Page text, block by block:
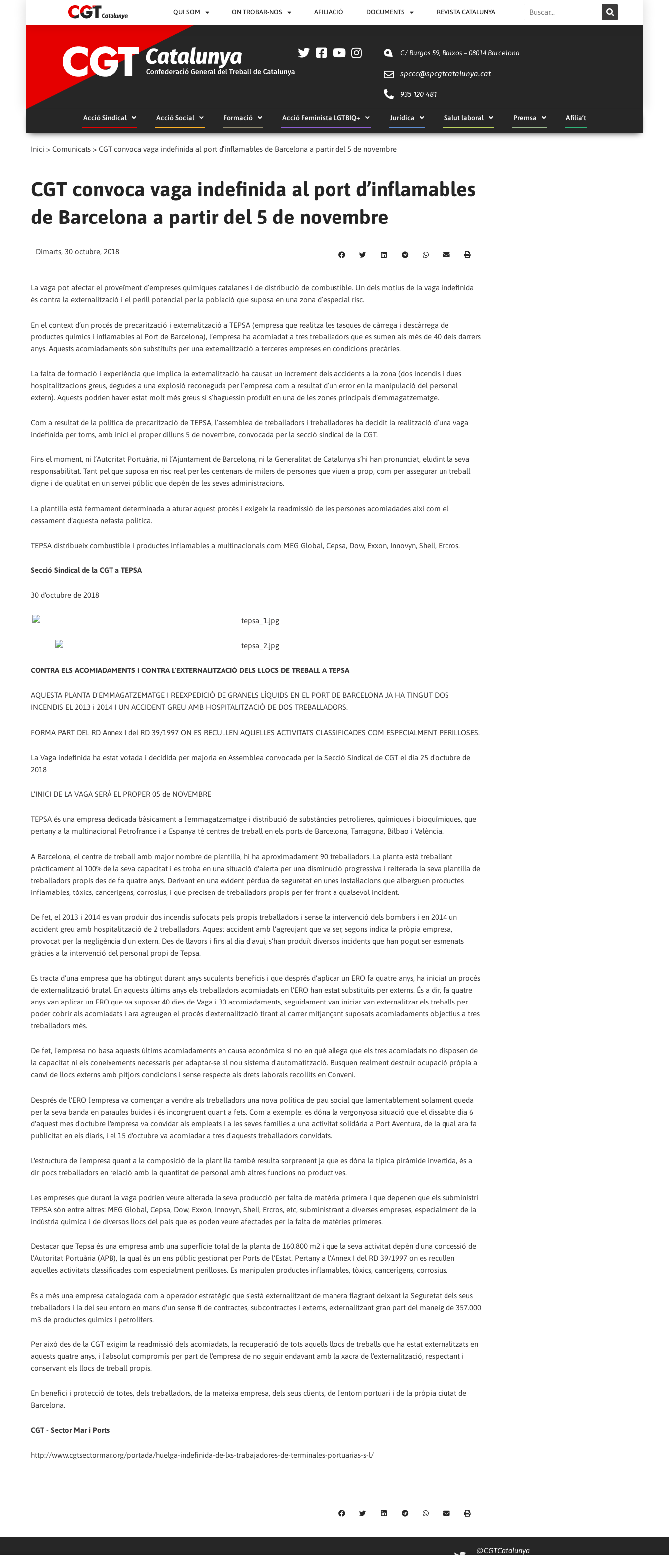
QUI SOM ON TROBAR-NOS AFILIACIÓ DOCUMENTS REVISTA CATALUNYA Search
C/ Burgos 59, Baixos – 08014 Barcelona
spccc@spcgtcatalunya.cat
935 120 481
Acció Sindical Acció Social Formació Acció Feminista LGTBIQ+ Jurídica Salut laboral Premsa Afilia’t
Inici > Comunicats > CGT convoca vaga indefinida al port d’inflamables de Barcelona a partir del 5 de novembre
CGT convoca vaga indefinida al port d’inflamables
de Barcelona a partir del 5 de novembre
Dimarts, 30 octubre, 2018
La vaga pot afectar el proveïment d’empreses químiques catalanes i de distribució de combustible. Un dels motius de la vaga indefinida
és contra la externalització i el perill potencial per la població que suposa en una zona d’especial risc.
En el context d’un procés de precarització i externalització a TEPSA (empresa que realitza les tasques de càrrega i descàrrega de
productes químics i inflamables al Port de Barcelona), l’empresa ha acomiadat a tres treballadors que es sumen als més de 40 dels darrers
anys. Aquests acomiadaments són substituïts per una externalització a terceres empreses en condicions precàries.
La falta de formació i experiència que implica la externalització ha causat un increment dels accidents a la zona (dos incendis i dues
hospitalitzacions greus, degudes a una explosió reconeguda per l’empresa com a resultat d’un error en la manipulació del personal
extern). Aquests podrien haver estat molt més greus si s’haguessin produït en una de les zones principals d’emmagatzematge.
Com a resultat de la política de precarització de TEPSA, l’assemblea de treballadors i treballadores ha decidit la realització d’una vaga
indefinida per torns, amb inici el proper dilluns 5 de novembre, convocada per la secció sindical de la CGT.
Fins el moment, ni l’Autoritat Portuària, ni l’Ajuntament de Barcelona, ni la Generalitat de Catalunya s’hi han pronunciat, eludint la seva
responsabilitat. Tant pel que suposa en risc real per les centenars de milers de persones que viuen a prop, com per assegurar un treball
digne i de qualitat en un servei públic que depèn de les seves administracions.
La plantilla està fermament determinada a aturar aquest procés i exigeix la readmissió de les persones acomiadades així com el
cessament d’aquesta nefasta política.
TEPSA distribueix combustible i productes inflamables a multinacionals com MEG Global, Cepsa, Dow, Exxon, Innovyn, Shell, Ercros.
Secció Sindical de la CGT a TEPSA
30 d'octubre de 2018
CONTRA ELS ACOMIADAMENTS I CONTRA L'EXTERNALITZACIÓ DELS LLOCS DE TREBALL A TEPSA
AQUESTA PLANTA D'EMMAGATZEMATGE I REEXPEDICIÓ DE GRANELS LÍQUIDS EN EL PORT DE BARCELONA JA HA TINGUT DOS
INCENDIS EL 2013 i 2014 I UN ACCIDENT GREU AMB HOSPITALITZACIÓ DE DOS TREBALLADORS.
FORMA PART DEL RD Annex I del RD 39/1997 ON ES RECULLEN AQUELLES ACTIVITATS CLASSIFICADES COM ESPECIALMENT PERILLOSES.
La Vaga indefinida ha estat votada i decidida per majoria en Assemblea convocada per la Secció Sindical de CGT el dia 25 d'octubre de
2018
L'INICI DE LA VAGA SERÀ EL PROPER 05 de NOVEMBRE
TEPSA és una empresa dedicada bàsicament a l'emmagatzematge i distribució de substàncies petrolieres, químiques i bioquímiques, que
pertany a la multinacional Petrofrance i a Espanya té centres de treball en els ports de Barcelona, Tarragona, Bilbao i València.
A Barcelona, el centre de treball amb major nombre de plantilla, hi ha aproximadament 90 treballadors. La planta està treballant
pràcticament al 100% de la seva capacitat i es troba en una situació d'alerta per una disminució progressiva i reiterada la seva plantilla de
treballadors propis des de fa quatre anys. Derivant en una evident pèrdua de seguretat en unes instal·lacions que alberguen productes
inflamables, tòxics, cancerígens, corrosius, i que precisen de treballadors propis per fer front a qualsevol incident.
De fet, el 2013 i 2014 es van produir dos incendis sufocats pels propis treballadors i sense la intervenció dels bombers i en 2014 un
accident greu amb hospitalització de 2 treballadors. Aquest accident amb l'agreujant que va ser, segons indica la pròpia empresa,
provocat per la negligència d'un extern. Des de llavors i fins al dia d'avui, s'han produït diversos incidents que han pogut ser esmenats
gràcies a la intervenció del personal propi de Tepsa.
Es tracta d'una empresa que ha obtingut durant anys suculents beneficis i que després d'aplicar un ERO fa quatre anys, ha iniciat un procés
de externalització brutal. En aquests últims anys els treballadors acomiadats en l'ERO han estat substituïts per externs. És a dir, fa quatre
anys van aplicar un ERO que va suposar 40 dies de Vaga i 30 acomiadaments, seguidament van iniciar van externalitzar els treballs per
poder cobrir als acomiadats i ara agreugen el procés d'externalització tirant al carrer mitjançant suposats acomiadaments objectius a tres
treballadors més.
De fet, l'empresa no basa aquests últims acomiadaments en causa econòmica si no en què al·lega que els tres acomiadats no disposen de
la capacitat ni els coneixements necessaris per adaptar-se al nou sistema d'automatització. Busquen realment destruir ocupació pròpia a
canvi de llocs externs amb pitjors condicions i sense respecte als drets laborals recollits en Conveni.
Després de l'ERO l'empresa va començar a vendre als treballadors una nova política de pau social que lamentablement solament queda
per la seva banda en paraules buides i és incongruent quant a fets. Com a exemple, es dóna la vergonyosa situació que el dissabte dia 6
d'aquest mes d'octubre l'empresa va convidar als empleats i a les seves famílies a una activitat solidària a Port Aventura, de la qual ara fa
publicitat en els diaris, i el 15 d'octubre va acomiadar a tres d'aquests treballadors convidats.
L'estructura de l'empresa quant a la composició de la plantilla també resulta sorprenent ja que es dóna la típica piràmide invertida, és a
dir pocs treballadors en relació amb la quantitat de personal amb altres funcions no productives.
Les empreses que durant la vaga podrien veure alterada la seva producció per falta de matèria primera i que depenen que els subministri
TEPSA són entre altres: MEG Global, Cepsa, Dow, Exxon, Innovyn, Shell, Ercros, etc, subministrant a diverses empreses, especialment de la
indústria química i de diversos llocs del país que es poden veure afectades per la falta de matèries primeres.
Destacar que Tepsa és una empresa amb una superfície total de la planta de 160.800 m2 i que la seva activitat depèn d'una concessió de
l'Autoritat Portuària (APB), la qual és un ens públic gestionat per Ports de l'Estat. Pertany a l'Annex I del RD 39/1997 on es recullen
aquelles activitats classificades com especialment perilloses. Es manipulen productes inflamables, tòxics, cancerígens, corrosius.
És a més una empresa catalogada com a operador estratègic que s'està externalitzant de manera flagrant deixant la Seguretat dels seus
treballadors i la del seu entorn en mans d'un sense fi de contractes, subcontractes i externs, externalitzant gran part del maneig de 357.000
m3 de productes químics i petrolífers.
Per això des de la CGT exigim la readmissió dels acomiadats, la recuperació de tots aquells llocs de treballs que ha estat externalitzats en
aquests quatre anys, i l'absolut compromís per part de l'empresa de no seguir endavant amb la xacra de l'externalització, respectant i
conservant els llocs de treball propis.
En benefici i protecció de totes, dels treballadors, de la mateixa empresa, dels seus clients, de l'entorn portuari i de la pròpia ciutat de
Barcelona.
CGT - Sector Mar i Ports
http://www.cgtsectormar.org/portada/huelga-indefinida-de-lxs-trabajadores-de-terminales-portuarias-s-l/
@CGTCatalunya